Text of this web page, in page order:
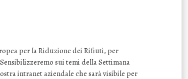
per la Riduzione dei Rifiuti, per
sui temi della Settimana
intranet aziendale che sarà visibile per